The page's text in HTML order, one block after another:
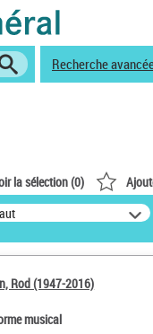
Recherche
la sélection (0)
Rod (1947-2016)
musical